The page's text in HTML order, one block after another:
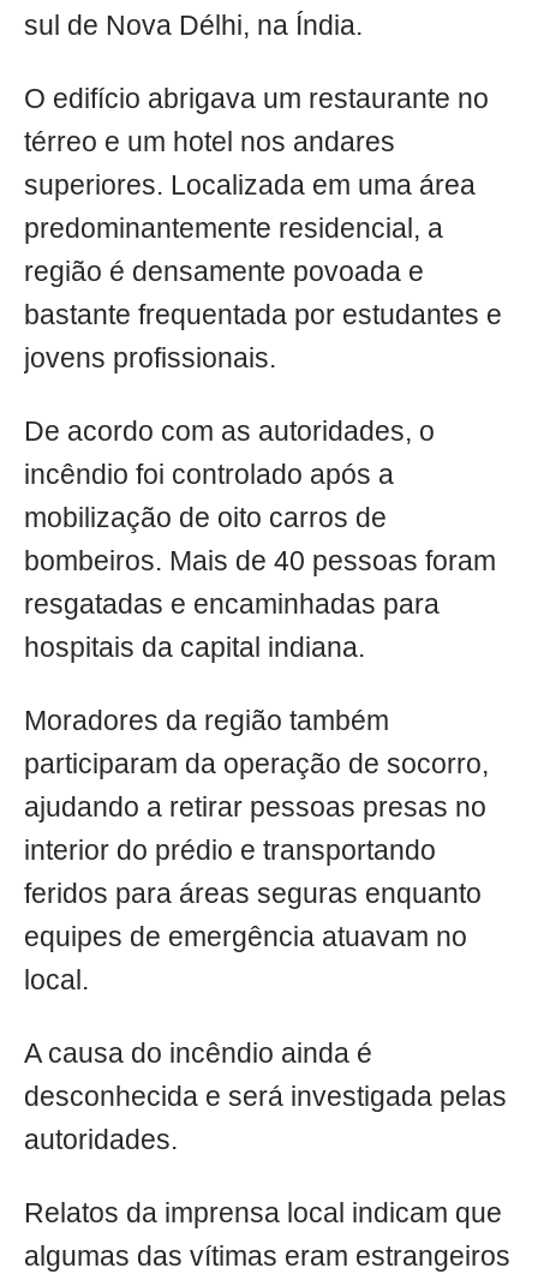
sul de Nova Délhi, na Índia.
O edifício abrigava um restaurante no
térreo e um hotel nos andares
superiores. Localizada em uma área
predominantemente residencial, a
região é densamente povoada e
bastante frequentada por estudantes e
jovens profissionais.
De acordo com as autoridades, o
incêndio foi controlado após a
mobilização de oito carros de
bombeiros. Mais de 40 pessoas foram
resgatadas e encaminhadas para
hospitais da capital indiana.
Moradores da região também
participaram da operação de socorro,
ajudando a retirar pessoas presas no
interior do prédio e transportando
feridos para áreas seguras enquanto
equipes de emergência atuavam no
local.
A causa do incêndio ainda é
desconhecida e será investigada pelas
autoridades.
Relatos da imprensa local indicam que
algumas das vítimas eram estrangeiros